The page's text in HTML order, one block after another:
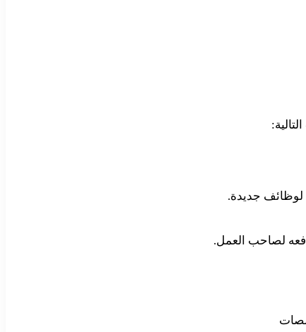
لوظائف جديدة.
لصاحب العمل.